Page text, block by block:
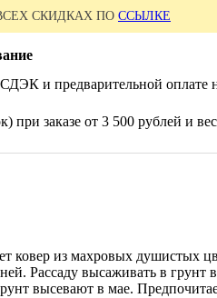
СКИДКАХ ПО ССЫЛКЕ
и предварительной оплате
при заказе от 3 500 рублей и
ковер из махровых душистых
Рассаду высаживать в
высевают в мае.